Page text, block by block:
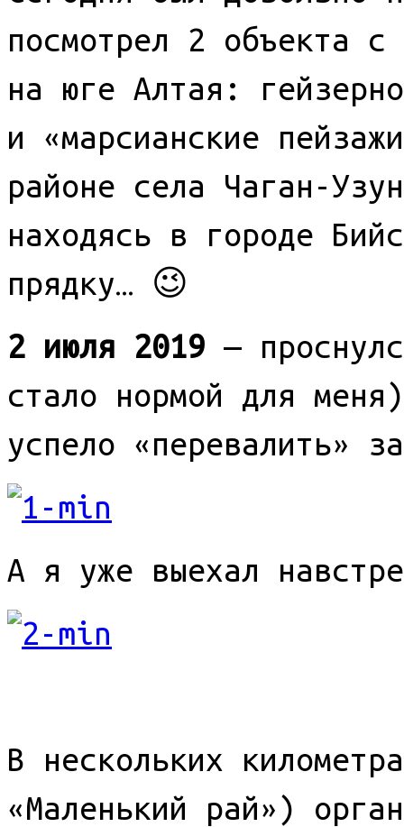
посмотрел 2 объекта с
на юге Алтая:
и «марсианские
районе села Чаган-
находясь в городе
прядку… 😉
2 июля 2019 —
стало нормой для
успело «перевалить»
А я уже выехал
В нескольких
«Маленький рай»)